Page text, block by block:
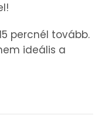
percnél tovább.
ideális a